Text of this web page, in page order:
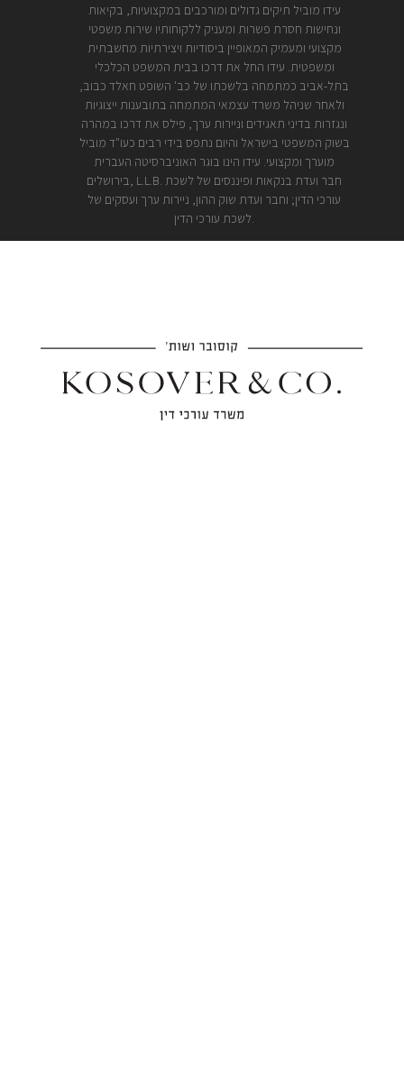
עידו מוביל תיקים גדולים ומורכבים במקצועיות, בקיאות
ונחישות חסרת פשרות ומעניק ללקוחותיו שירות משפטי
מקצועי ומעמיק המאופיין ביסודיות ויצירתיות מחשבתית
ומשפטית. עידו החל את דרכו בבית המשפט הכלכלי
בתל-אביב כמתמחה בלשכתו של כב' השופט חאלד כבוב,
ולאחר שניהל משרד עצמאי המתמחה בתובענות ייצוגיות
ונגזרות בדיני תאגידים וניירות ערך, פילס את דרכו במהרה
בשוק המשפטי בישראל והיום נתפס בידי רבים כעו"ד מוביל
מוערך ומקצועי. עידו הינו בוגר האוניברסיטה העברית
בירושלים, L.L.B. חבר ועדת בנקאות ופיננסים של לשכת
עורכי הדין; וחבר ועדת שוק ההון, ניירות ערך ועסקים של
לשכת עורכי הדין.